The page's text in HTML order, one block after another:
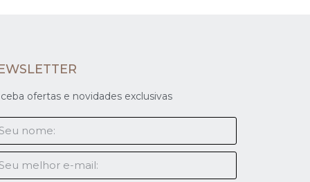
ofertas e novidades exclusivas